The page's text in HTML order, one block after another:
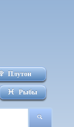
Плутон
Рыбы